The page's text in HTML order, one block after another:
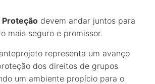
devem andar juntos para
mais seguro e promissor.
representa um avanço
dos direitos de grupos
um ambiente propício para o